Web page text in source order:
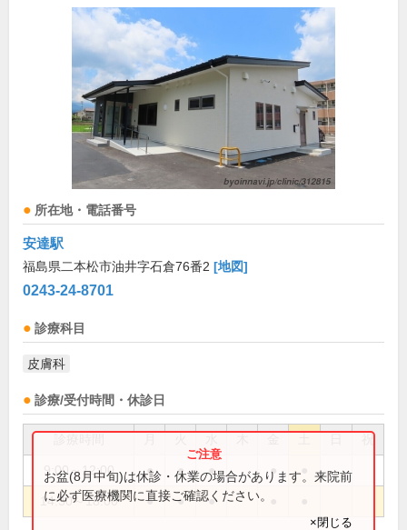
所在地・電話番号
安達駅
福島県二本松市油井字石倉76番2 [地図]
0243-24-8701
診療科目
皮膚科
診療/受付時間・休診日
祝
9:00～12:00 ● ● ● ●
14:30～18:00 ● ● ●
お盆(8月中旬)は休診・休業の場合があります。来院前
に必ず医療機関に直接ご確認ください。
×閉じる